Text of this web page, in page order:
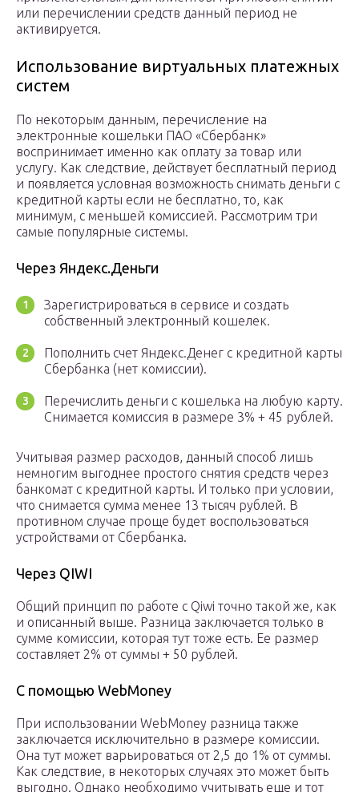
или перечислении средств данный период не
активируется.
Использование виртуальных платежных
систем
По некоторым данным, перечисление на
электронные кошельки ПАО «Сбербанк»
воспринимает именно как оплату за товар или
услугу. Как следствие, действует бесплатный период
и появляется условная возможность снимать деньги с
кредитной карты если не бесплатно, то, как
минимум, с меньшей комиссией. Рассмотрим три
самые популярные системы.
Через Яндекс.Деньги
Зарегистрироваться в сервисе и создать
собственный электронный кошелек.
Пополнить счет Яндекс.Денег с кредитной карты
Сбербанка (нет комиссии).
Перечислить деньги с кошелька на любую карту.
Снимается комиссия в размере 3% + 45 рублей.
Учитывая размер расходов, данный способ лишь
немногим выгоднее простого снятия средств через
банкомат с кредитной карты. И только при условии,
что снимается сумма менее 13 тысяч рублей. В
противном случае проще будет воспользоваться
устройствами от Сбербанка.
Через QIWI
Общий принцип по работе с Qiwi точно такой же, как
и описанный выше. Разница заключается только в
сумме комиссии, которая тут тоже есть. Ее размер
составляет 2% от суммы + 50 рублей.
С помощью WebMoney
При использовании WebMoney разница также
заключается исключительно в размере комиссии.
Она тут может варьироваться от 2,5 до 1% от суммы.
Как следствие, в некоторых случаях это может быть
выгодно. Однако необходимо учитывать еще и тот